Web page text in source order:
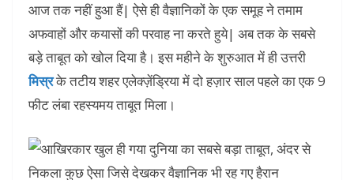
आज तक नहीं हुआ हैं| ऐसे ही वैज्ञानिकों के एक समूह ने तमाम
अफवाहों और कयासों की परवाह ना करते हुये| अब तक के सबसे
बड़े ताबूत को खोल दिया है। इस महीने के शुरुआत में ही उत्तरी
मिस्रके तटीय शहर एलेक्ज़ेंड्रिया में दो हज़ार साल पहले का एक 9
फीट लंबा रहस्यमय ताबूत मिला।